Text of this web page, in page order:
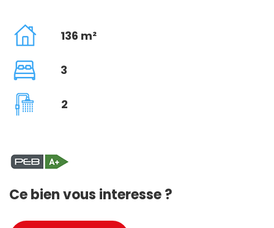
136 m²
3
2
Ce bien vous interesse ?